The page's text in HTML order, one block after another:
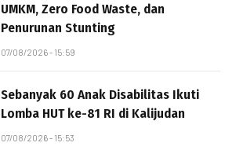
UMKM, Zero Food Waste, dan
Penurunan Stunting
07/08/2026 - 15:59
Sebanyak 60 Anak Disabilitas Ikuti
Lomba HUT ke-81 RI di Kalijudan
07/08/2026 - 15:53